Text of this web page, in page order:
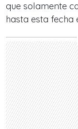
que solamente
hasta esta fecha